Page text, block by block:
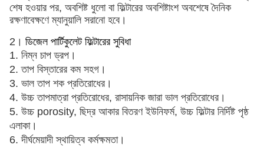
শেষ হওয়ার পর, অবশিষ্ট ধুলো বা ফিল্টারের অবশিষ্টাংশ অবশেষে দৈনিক
রক্ষণাবেক্ষণে ম্যানুয়ালি সরানো হবে।
2। ডিজেল পার্টিকুলেট ফিল্টারের সুবিধা
1. নিম্ন চাপ ড্রপ।
2. তাপ বিস্তারের কম সহগ।
3. ভাল তাপ শক প্রতিরোধের।
4. উচ্চ তাপমাত্রা প্রতিরোধের, রাসায়নিক জারা ভাল প্রতিরোধের।
5. উচ্চ porosity, ছিদ্র আকার বিতরণ ইউনিফর্ম, উচ্চ ফিল্টার নির্দিষ্ট পৃষ্ঠ
এলাকা।
6. দীর্ঘমেয়াদী স্থায়িত্ব কর্মক্ষমতা।